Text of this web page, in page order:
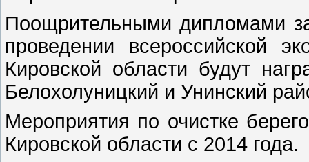
Поощрительными дипломами
проведении всероссийской
Кировской области будут
Белохолуницкий и Унинский
Мероприятия по очистке
Кировской области с 2014 года.